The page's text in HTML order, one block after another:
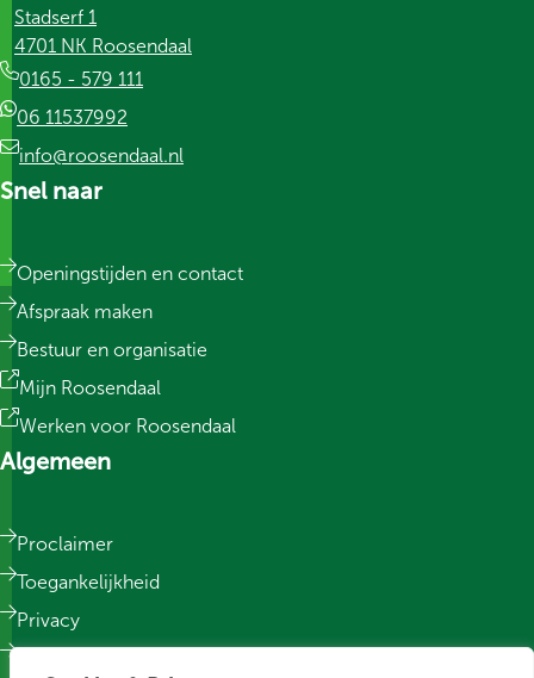
Stadserf 1
4701 NK Roosendaal
0165 - 579 111
06 11537992
info@roosendaal.nl
Snel naar
Openingstijden en contact
Afspraak maken
Bestuur en organisatie
Mijn Roosendaal
Werken voor Roosendaal
Algemeen
Proclaimer
Toegankelijkheid
Privacy